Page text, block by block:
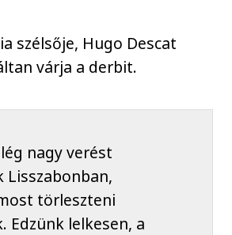
szélsője, Hugo Descat
várja a derbit.
nagy verést
Lisszabonban,
törleszteni
Edzünk lelkesen, a